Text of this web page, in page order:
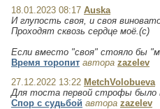
18.01.2023 08:17 Auska
И глупость своя, и своя
Проходят сквозь сердце моё.(с)
Если вместо "своя" стояло бы
Время торопит автора zazelev
27.12.2022 13:22 MetchVolobueva
Для тоста первой строфы было
Спор с судьбой автора zazelev